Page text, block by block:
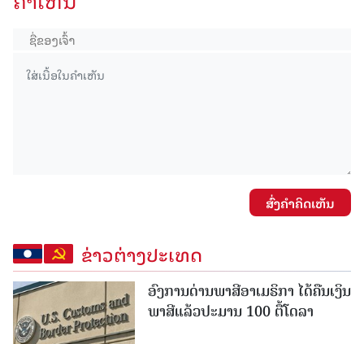
ສົ່ງຄໍາຄິດເຫັນ
ຂ່າວຕ່າງປະເທດ
ອົງການດ່ານພາສີອາເມຣິກາ ໄດ້ຄືນເງິນ
ພາສີແລ້ວປະມານ 100 ຕື້ໂດລາ